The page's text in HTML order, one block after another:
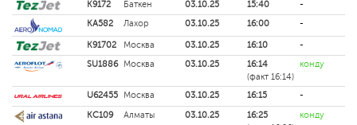
K9172
Баткен 03.10.25 15:40
-
KA582
Лахор 03.10.25 16:00 -
K91702 Москва 03.10.25 16:10
-
SU1886 Москва 03.10.25
16:14
(факт 16:14)
конду
U62455 Москва 03.10.25 16:15
-
KC109
Алматы 03.10.25
16:25
конду